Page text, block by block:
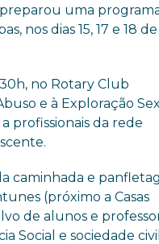
uma
nos dias 15, 17 e 18 de
no Rotary Club
e à Exploração
profissionais da rede
caminhada e
(próximo a Casas
de alunos e
Social e sociedade